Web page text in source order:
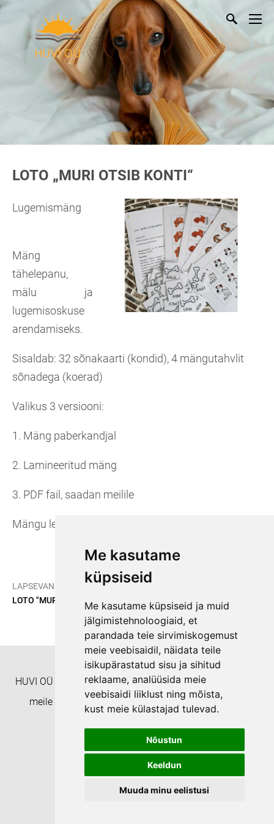
Me kasutame
küpsiseid
Me kasutame küpsiseid ja muid
jälgimistehnoloogiaid, et
parandada teie sirvimiskogemust
meie veebisaidil, näidata teile
isikupärastatud sisu ja sihitud
reklaame, analüüsida meie
veebisaidi liiklust ning mõista,
kust meie külastajad tulevad.
Nõustun
Keeldun
Muuda minu eelistusi
LOTO „MURI OTSIB KONTI“
Lugemismäng
Mäng
tähelepanu,
mälu ja
lugemisoskuse
arendamiseks.
Sisaldab: 32 sõnakaarti (kondid), 4 mängutahvlit
sõnadega (koerad)
Valikus 3 versiooni:
1. Mäng paberkandjal
2. Lamineeritud mäng
3. PDF fail, saadan meilile
Mängu leiab
LAPSEVANEMALE / ÕPPEMATERJALID
LOTO "MURI OTSIB KONTI" Lugemismäng
HUVI OÜ Täienduskoolitusasutus EHISe ID: 8332 Helista
meile numbril +372 55938233 või kirjuta aadressil
Privaatsuspoliitika